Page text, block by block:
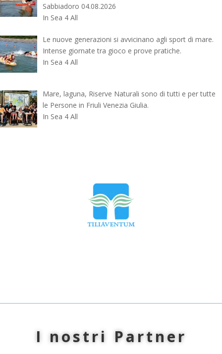
Sabbiadoro 04.08.2026
In Sea 4 All
Le nuove generazioni si avvicinano agli sport di mare.
Intense giornate tra gioco e prove pratiche.
In Sea 4 All
Mare, laguna, Riserve Naturali sono di tutti e per tutte
le Persone in Friuli Venezia Giulia.
In Sea 4 All
I nostri Partner